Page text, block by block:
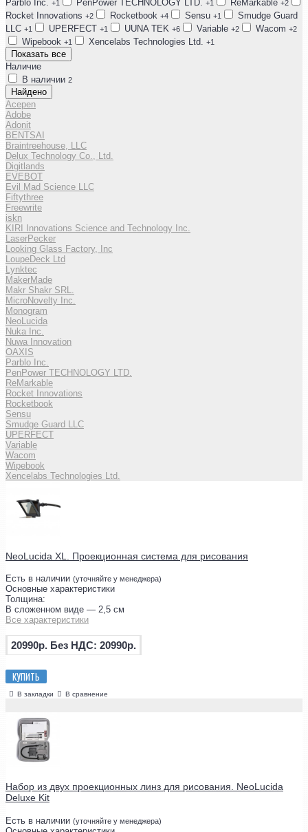
Parblo Inc. +1 PenPower TECHNOLOGY LTD. +1 ReMarkable +2
Rocket Innovations +2 Rocketbook +4 Sensu +1
Smudge Guard
LLC +1 UPERFECT +1 UUNA TEK +6 Variable +2 Wacom +2
Wipebook +1 Xencelabs Technologies Ltd. +1
Показать все
Наличие
В наличии 2
Найдено
Acepen
Adobe
Adonit
BENTSAI
Braintreehouse, LLC
Delux Technology Co., Ltd.
Digitlands
EVEBOT
Evil Mad Science LLC
Fiftythree
Freewrite
iskn
KIRI Innovations Science and Technology Inc.
LaserPecker
Looking Glass Factory, Inc
LoupeDeck Ltd
Lynktec
MakerMade
Makr Shakr SRL.
MicroNovelty Inc.
Monogram
NeoLucida
Nuka Inc.
Nuwa Innovation
OAXIS
Parblo Inc.
PenPower TECHNOLOGY LTD.
ReMarkable
Rocket Innovations
Rocketbook
Sensu
Smudge Guard LLC
UPERFECT
Variable
Wacom
Wipebook
Xencelabs Technologies Ltd.
NeoLucida XL. Проекционная система для рисования
Есть в наличии (уточняйте у менеджера)
Основные характеристики
Толщина:
В сложенном виде — 2,5 см
Все характеристики
20990р. Без НДС: 20990р.
КУПИТЬ
В закладки В сравнение
Набор из двух проекционных линз для рисования. NeoLucida
Deluxe Kit
Есть в наличии (уточняйте у менеджера)